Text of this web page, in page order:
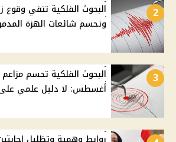
2
البحوث الفلكية تنفي وقوع
وتحسم شائعات الهزة
3
أغسطس: لا دليل علمي على